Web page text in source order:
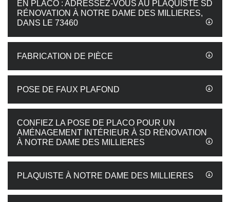
EN PLACO : ADRESSEZ-VOUS AU PLAQUISTE SD
RÉNOVATION À NOTRE DAME DES MILLIERES,
DANS LE 73460
FABRICATION DE PIÈCE
POSE DE FAUX PLAFOND
CONFIEZ LA POSE DE PLACO POUR UN
AMÉNAGEMENT INTÉRIEUR À SD RÉNOVATION
À NOTRE DAME DES MILLIERES
PLAQUISTE À NOTRE DAME DES MILLIERES